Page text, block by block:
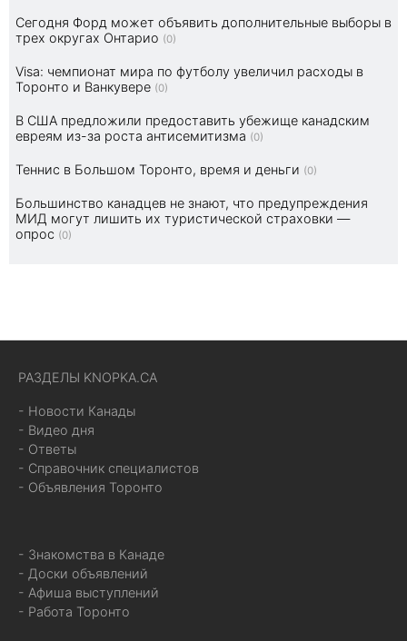
Сегодня Форд может объявить дополнительные выборы в
трех округах Онтарио (0)
Visa: чемпионат мира по футболу увеличил расходы в
Торонто и Ванкувере (0)
В США предложили предоставить убежище канадским
евреям из-за роста антисемитизма (0)
Теннис в Большом Торонто, время и деньги (0)
Большинство канадцев не знают, что предупреждения
МИД могут лишить их туристической страховки —
опрос (0)
РАЗДЕЛЫ KNOPKA.CA
- Новости Канады
- Видео дня
- Ответы
- Справочник специалистов
- Объявления Торонто
- Знакомства в Канаде
- Доски объявлений
- Афиша выступлений
- Работа Торонто